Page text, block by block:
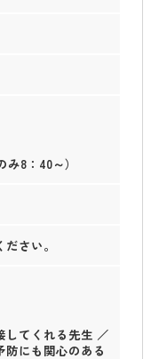
8：40～）
さい。
してくれる先生 ／
にも関心のある